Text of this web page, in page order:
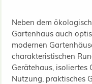
Neben dem
Gartenhaus auch
modernen
charakteristischen
Gerätehaus,
Nutzung, praktisches